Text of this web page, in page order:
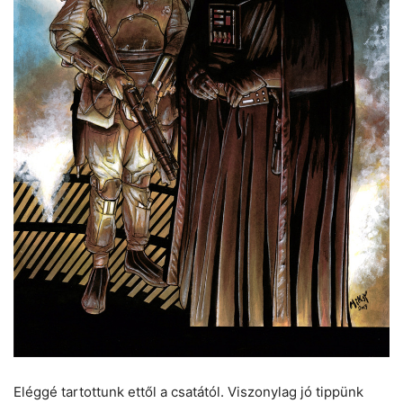
Eléggé tartottunk ettől a csatától. Viszonylag jó tippünk